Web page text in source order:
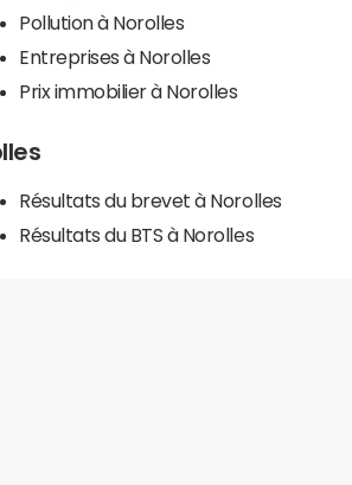
Pollution à Norolles
Entreprises à Norolles
Prix immobilier à Norolles
Résultats du brevet à Norolles
Résultats du BTS à Norolles